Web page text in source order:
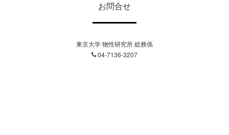
お問合せ
東京大学 物性研究所 総務係
04-7136-3207